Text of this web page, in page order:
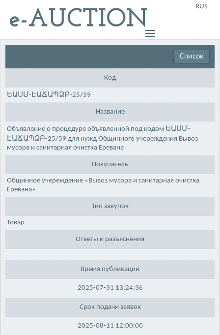
RUS
Список
Код
ԵԱՍՄ-ԷԱՃԱՊՁԲ-25/59
Название
Объявление о процедуре объявленной под кодом ԵԱՍՄ-
ԷԱՃԱՊՁԲ-25/59 для нужд Общинного учереждения Вывоз
мусора и санитарная очистка Еревана
Покупатель
Общинное учереждение «Вывоз мусора и санитарная очистка
Еревана»
Тип закупок
Товар
Ответы и разъяснения
Время публикации
2025-07-31 13:24:36
Срок подачи заявок
2025-08-11 12:00:00